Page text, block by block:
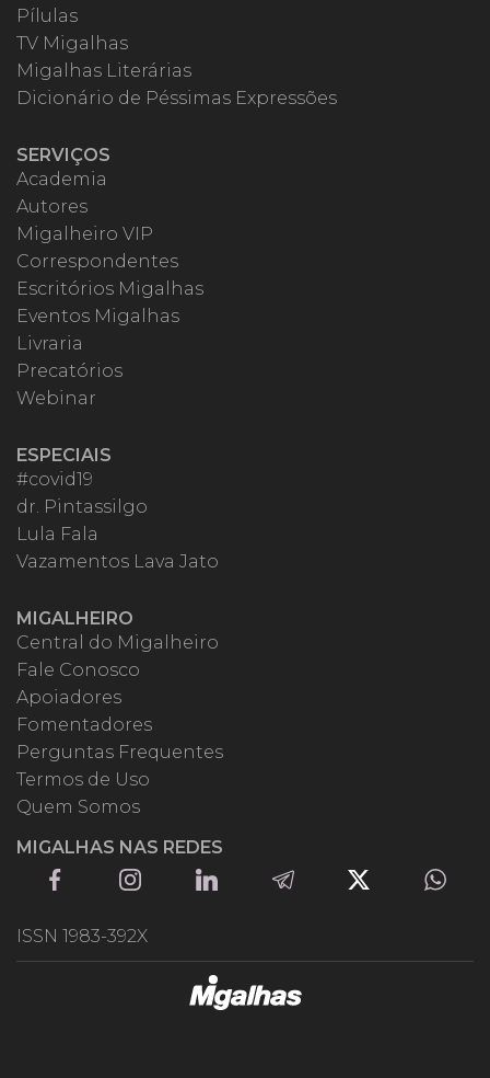
Pílulas
TV Migalhas
Migalhas Literárias
Dicionário de Péssimas Expressões
SERVIÇOS
Academia
Autores
Migalheiro VIP
Correspondentes
Escritórios Migalhas
Eventos Migalhas
Livraria
Precatórios
Webinar
ESPECIAIS
#covid19
dr. Pintassilgo
Lula Fala
Vazamentos Lava Jato
MIGALHEIRO
Central do Migalheiro
Fale Conosco
Apoiadores
Fomentadores
Perguntas Frequentes
Termos de Uso
Quem Somos
MIGALHAS NAS REDES
ISSN 1983-392X